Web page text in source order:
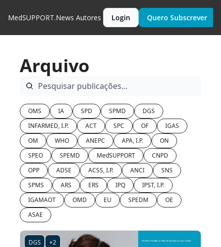
MedSUPPORT.News Autores Login Quero Subscrever
Arquivo
OMS IA SPD SPMD
DGS
INFARMED, I.P.
ACT SPC OF
IGAS
OM
WHO ANEPC APA, I.P.
ON
SPEO
SPEMD MedSUPPORT
CNPD
OPP
ADSE ACSS, I.P. ANCI
SNS
SPMS
ARS ERS IPQ
IPST, I.P.
IGAMAOT
OMD EU SPEDM
OE
ASAE
DGS +2